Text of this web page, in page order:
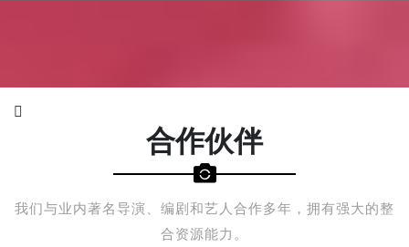
合作伙伴
我们与业内著名导演、编剧和艺人合作多年，拥有强大的整
合资源能力。